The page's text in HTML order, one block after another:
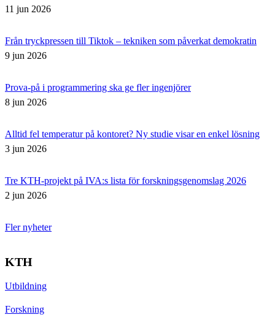
11 jun 2026
Från tryckpressen till Tiktok – tekniken som påverkat demokratin
9 jun 2026
Prova-på i programmering ska ge fler ingenjörer
8 jun 2026
Alltid fel temperatur på kontoret? Ny studie visar en enkel lösning
3 jun 2026
Tre KTH-projekt på IVA:s lista för forskningsgenomslag 2026
2 jun 2026
Fler nyheter
KTH
Utbildning
Forskning